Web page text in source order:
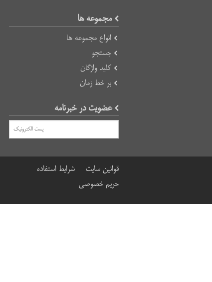
مجموعه ها
انواع مجموعه ها
جستجو
کلید واژگان
بر خط زمان
عضویت در خبرنامه
قوانین سایت
شرایط استفاده
حریم خصوصی